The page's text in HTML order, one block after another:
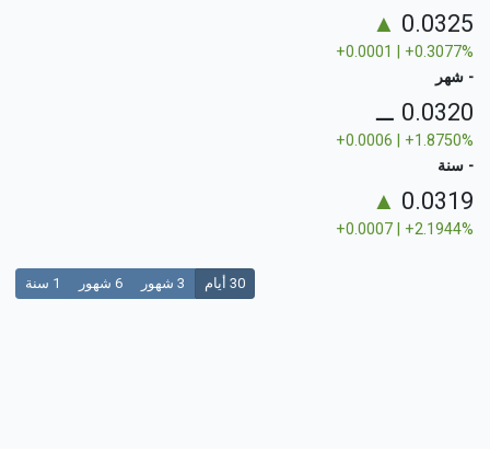
0.0325
▲
+0.0001 | +0.3077%
- شهر
0.0320
⚊
+0.0006 | +1.8750%
- سنة
0.0319
▲
+0.0007 | +2.1944%
30 أيام 3 شهور 6 شهور 1 سنة